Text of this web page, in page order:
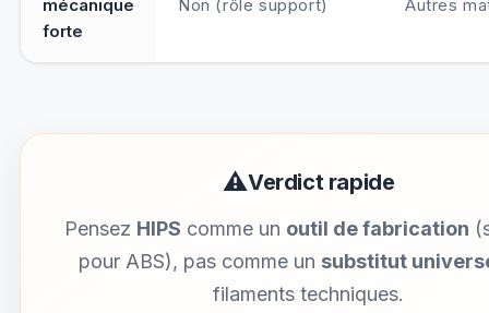
mécanique
forte
Non (rôle support) Autres
⚠Verdict rapide
Pensez HIPS comme un outil de fabrication
pour ABS), pas comme un substitut
filaments techniques.